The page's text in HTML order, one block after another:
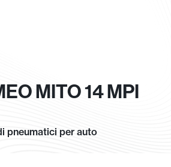
MITO 14 MPI
pneumatici per auto